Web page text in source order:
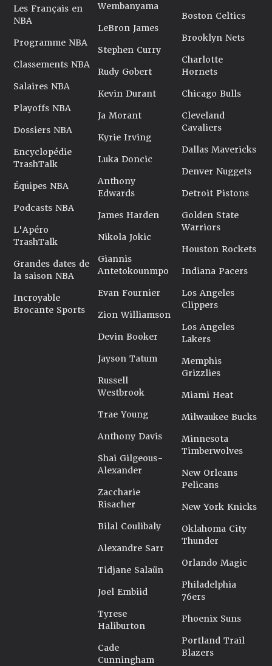
Les Français en
NBA
Programme NBA
Classements NBA
Salaires NBA
Playoffs NBA
Dossiers NBA
Encyclopédie
TrashTalk
Équipes NBA
Podcasts NBA
L'Apéro
TrashTalk
Grandes dates de
la saison NBA
Incroyable
Brocante Sports
Wembanyama
LeBron James
Stephen Curry
Rudy Gobert
Kevin Durant
Ja Morant
Kyrie Irving
Luka Doncic
Anthony
Edwards
James Harden
Nikola Jokic
Giannis
Antetokounmpo
Evan Fournier
Zion Williamson
Devin Booker
Jayson Tatum
Russell
Westbrook
Trae Young
Anthony Davis
Shai Gilgeous-
Alexander
Zaccharie
Risacher
Bilal Coulibaly
Alexandre Sarr
Tidjane Salaün
Joel Embiid
Tyrese
Haliburton
Cade
Cunningham
Boston Celtics
Brooklyn Nets
Charlotte
Hornets
Chicago Bulls
Cleveland
Cavaliers
Dallas Mavericks
Denver Nuggets
Detroit Pistons
Golden State
Warriors
Houston Rockets
Indiana Pacers
Los Angeles
Clippers
Los Angeles
Lakers
Memphis
Grizzlies
Miami Heat
Milwaukee Bucks
Minnesota
Timberwolves
New Orleans
Pelicans
New York Knicks
Oklahoma City
Thunder
Orlando Magic
Philadelphia
76ers
Phoenix Suns
Portland Trail
Blazers